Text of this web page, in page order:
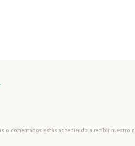
o comentarios estás accediendo a recibir nuestro